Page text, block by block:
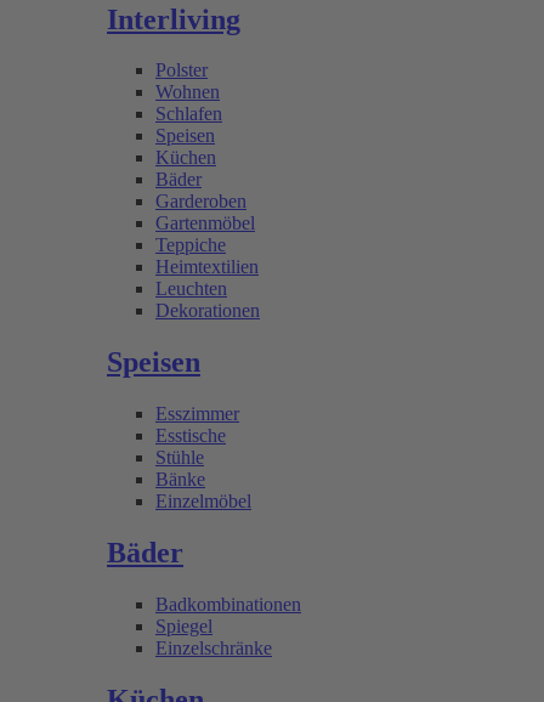
Interliving
Polster
Wohnen
Schlafen
Speisen
Küchen
Bäder
Garderoben
Gartenmöbel
Teppiche
Heimtextilien
Leuchten
Dekorationen
Speisen
Esszimmer
Esstische
Stühle
Bänke
Einzelmöbel
Bäder
Badkombinationen
Spiegel
Einzelschränke